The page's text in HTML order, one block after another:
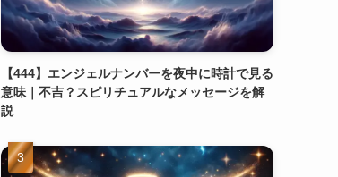
【444】エンジェルナンバーを夜中に時計で見る
意味｜不吉？スピリチュアルなメッセージを解
説